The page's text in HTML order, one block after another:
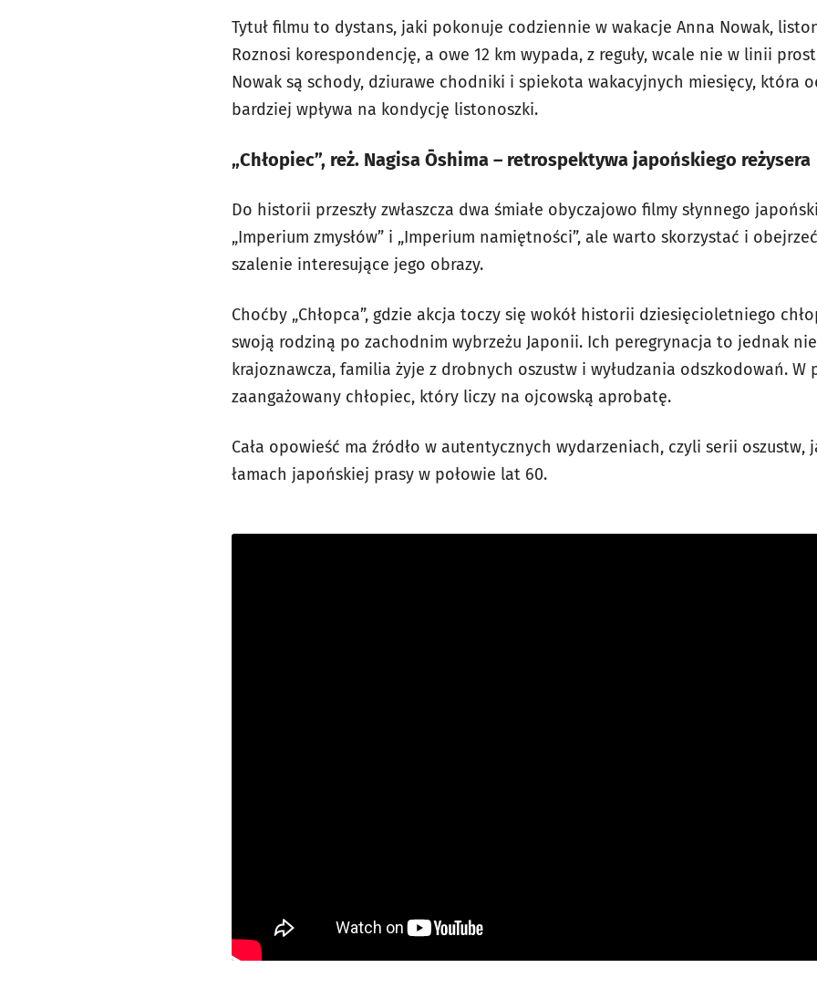
Tytuł filmu to dystans, jaki pokonuje codziennie w wakacje Anna Nowak,
Roznosi korespondencję, a owe 12 km wypada, z reguły, wcale nie w linii
Nowak są schody, dziurawe chodniki i spiekota wakacyjnych miesięcy, która
bardziej wpływa na kondycję listonoszki.
„Chłopiec”, reż. Nagisa Ōshima – retrospektywa japońskiego reżysera
Do historii przeszły zwłaszcza dwa śmiałe obyczajowo filmy słynnego
„Imperium zmysłów” i „Imperium namiętności”, ale warto skorzystać i
szalenie interesujące jego obrazy.
Choćby „Chłopca”, gdzie akcja toczy się wokół historii dziesięcioletniego
swoją rodziną po zachodnim wybrzeżu Japonii. Ich peregrynacja to jednak
krajoznawcza, familia żyje z drobnych oszustw i wyłudzania odszkodowań.
zaangażowany chłopiec, który liczy na ojcowską aprobatę.
Cała opowieść ma źródło w autentycznych wydarzeniach, czyli serii oszustw,
łamach japońskiej prasy w połowie lat 60.